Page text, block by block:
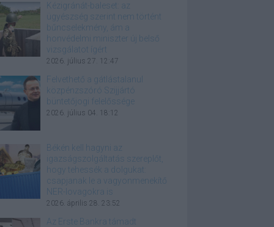
Kézigránát-baleset: az
ügyészség szerint nem történt
bűncselekmény, ám a
honvédelmi miniszter új belső
vizsgálatot ígért
2026. július 27. 12:47
Felvethető a gátlástalanul
közpénzszóró Szijjártó
büntetőjogi felelőssége
2026. július 04. 18:12
Békén kell hagyni az
igazságszolgáltatás szereplőt,
hogy tehessék a dolgukat:
csapjanak le a vagyonmenekítő
NER-lovagokra is
2026. április 28. 23:52
Az Erste Bankra támadt